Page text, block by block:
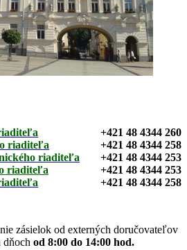
+421 48 4344 260
riaditeľa
+421 48 4344 258
riaditeľa
+421 48 4344 253
riaditeľa
+421 48 4344 253
+421 48 4344 258
zásielok od externých doručovateľov
dňoch od 8:00 do 14:00 hod.